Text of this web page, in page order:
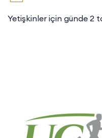
Yetişkinler için günde 2